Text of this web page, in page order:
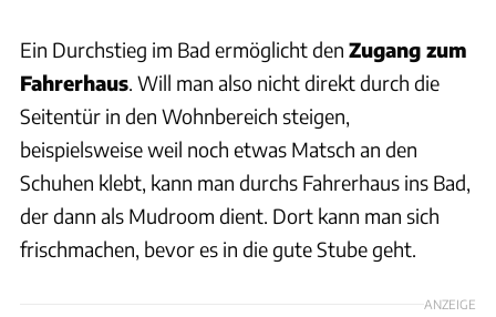
Ein Durchstieg im Bad ermöglicht den Zugang zum
Fahrerhaus. Will man also nicht direkt durch die
Seitentür in den Wohnbereich steigen,
beispielsweise weil noch etwas Matsch an den
Schuhen klebt, kann man durchs Fahrerhaus ins Bad,
der dann als Mudroom dient. Dort kann man sich
frischmachen, bevor es in die gute Stube geht.
ANZEIGE